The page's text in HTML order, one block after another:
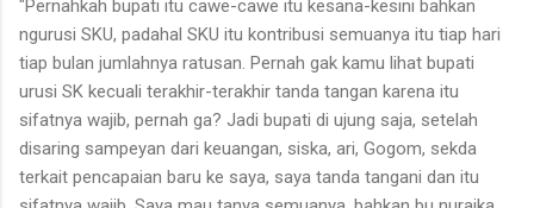
"Pernahkah bupati itu cawe-cawe itu kesana-kesini bahkan
ngurusi SKU, padahal SKU itu kontribusi semuanya itu tiap hari
tiap bulan jumlahnya ratusan. Pernah gak kamu lihat bupati
urusi SK kecuali terakhir-terakhir tanda tangan karena itu
sifatnya wajib, pernah ga? Jadi bupati di ujung saja, setelah
disaring sampeyan dari keuangan, siska, ari, Gogom, sekda
terkait pencapaian baru ke saya, saya tanda tangani dan itu